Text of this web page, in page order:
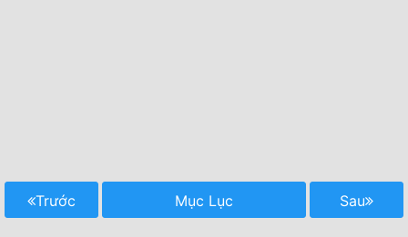
Trước Mục Lục Sau